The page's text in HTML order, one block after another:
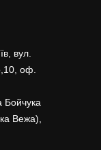
вул.
оф.
Бойчука
Вежа),